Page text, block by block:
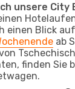
unsere City
einen Blick
ab
finden Sie